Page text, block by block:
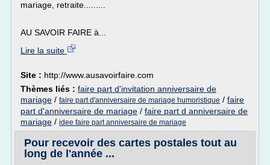
mariage, retraite.........
AU SAVOIR FAIRE à...
Lire la suite
Site : http://www.ausavoirfaire.com
Thèmes liés : faire part d'invitation anniversaire de
mariage / faire part d'anniversaire de mariage humoristique / faire
part d'anniversaire de mariage / faire part d anniversaire de
mariage / idee faire part anniversaire de mariage
Pour recevoir des cartes postales tout au
long de l'année ...